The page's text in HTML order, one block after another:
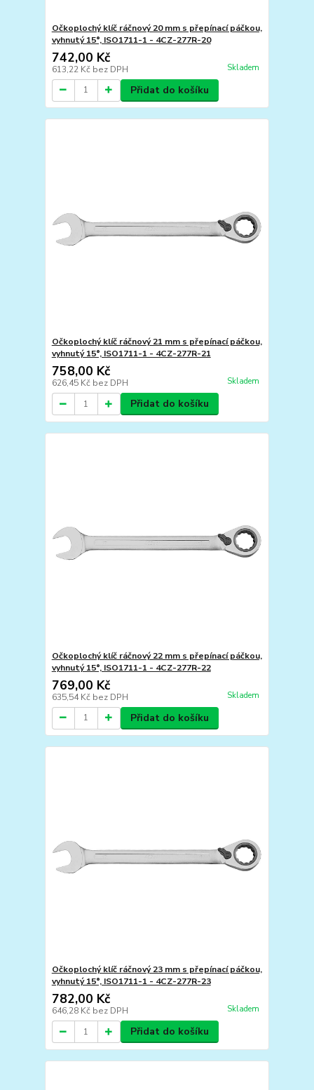
Očkoplochý klíč ráčnový 20 mm s přepínací páčkou,
vyhnutý 15°, ISO1711-1 - 4CZ-277R-20
742,00 Kč
613,22 Kč bez DPH Skladem
Přidat do košíku
Očkoplochý klíč ráčnový 21 mm s přepínací páčkou,
vyhnutý 15°, ISO1711-1 - 4CZ-277R-21
758,00 Kč
626,45 Kč bez DPH Skladem
Přidat do košíku
Očkoplochý klíč ráčnový 22 mm s přepínací páčkou,
vyhnutý 15°, ISO1711-1 - 4CZ-277R-22
769,00 Kč
635,54 Kč bez DPH Skladem
Přidat do košíku
Očkoplochý klíč ráčnový 23 mm s přepínací páčkou,
vyhnutý 15°, ISO1711-1 - 4CZ-277R-23
782,00 Kč
646,28 Kč bez DPH Skladem
Přidat do košíku